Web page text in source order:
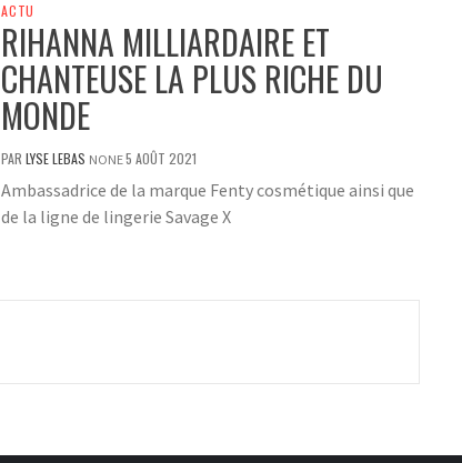
ACTU
RIHANNA MILLIARDAIRE ET
CHANTEUSE LA PLUS RICHE DU
MONDE
PAR LYSE LEBAS NONE5 AOÛT 2021
Ambassadrice de la marque Fenty cosmétique ainsi que
de la ligne de lingerie Savage X